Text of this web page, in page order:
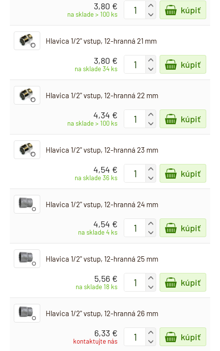
3,80 €
na sklade > 100 ks
+
-
kúpiť
Hlavica 1/2" vstup, 12-hranná 21 mm
3,80 €
na sklade 34 ks
+
-
kúpiť
Hlavica 1/2" vstup, 12-hranná 22 mm
4,34 €
na sklade > 100 ks
+
-
kúpiť
Hlavica 1/2" vstup, 12-hranná 23 mm
4,54 €
na sklade 36 ks
+
-
kúpiť
Hlavica 1/2" vstup, 12-hranná 24 mm
4,54 €
na sklade 4 ks
+
-
kúpiť
Hlavica 1/2" vstup, 12-hranná 25 mm
5,56 €
na sklade 18 ks
+
-
kúpiť
Hlavica 1/2" vstup, 12-hranná 26 mm
6,33 €
kontaktujte nás
+
-
kúpiť